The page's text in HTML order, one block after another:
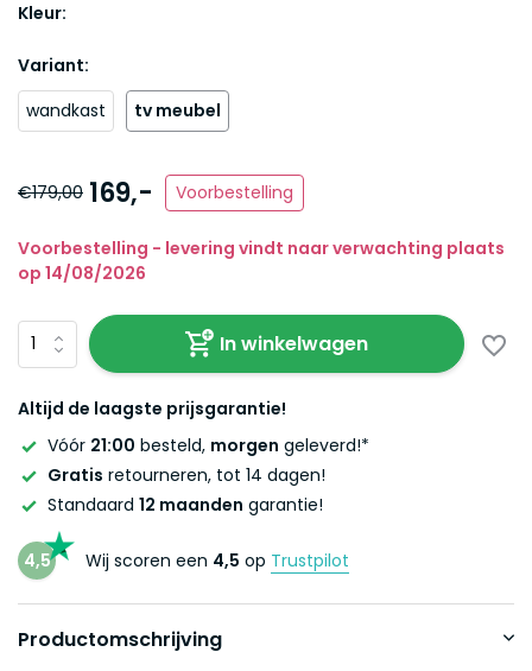
Kleur:
Variant:
wandkast
tv meubel
€179,00 169,- Voorbestelling
Voorbestelling - levering vindt naar verwachting plaats
op 14/08/2026
In winkelwagen
Altijd de laagste prijsgarantie!
Vóór 21:00 besteld, morgen geleverd!*
Gratis retourneren, tot 14 dagen!
Standaard 12 maanden garantie!
4,5 Wij scoren een 4,5 op Trustpilot
Productomschrijving